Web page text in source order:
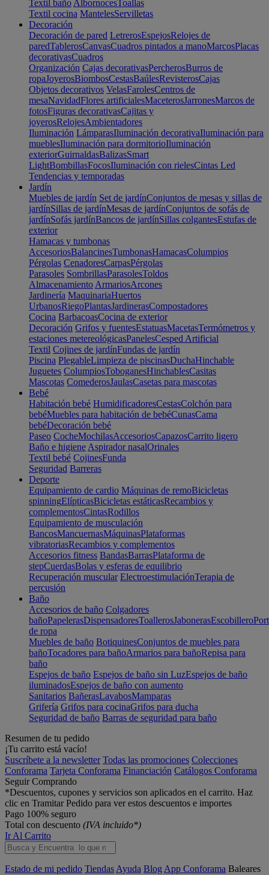
Textil baño AlbornocesToallas
Textil cocina MantelesServilletas
Decoración
Decoración de pared LetrerosEspejosRelojes de
paredTablerosCanvasCuadros pintados a manoMarcosPlacas
decorativasCuadros
Organización Cajas decorativasPercherosBurros de
ropaJoyerosBiombosCestasBaúlesRevisterosCajas
Objetos decorativos VelasFarolesCentros de
mesaNavidadFlores artificialesMaceterosJarronesMarcos de
fotosFiguras decorativasCajitas y
joyerosRelojesAmbientadores
Iluminación LámparasIluminación decorativaIluminación para
mueblesIluminación para dormitorioIluminación
exteriorGuirnaldasBalizasSmart
LightBombillasFocosIluminación con rielesCintas Led
Tendencias y temporadas
Jardín
Muebles de jardín Set de jardínConjuntos de mesas y sillas de
jardínSillas de jardínMesas de jardínConjuntos de sofás de
jardínSofás jardínBancos de jardínSillas colgantesEstufas de
exterior
Hamacas y tumbonas
AccesoriosBalancinesTumbonasHamacasColumpios
Pérgolas CenadoresCarpasPérgolas
Parasoles SombrillasParasolesToldos
Almacenamiento ArmariosArcones
Jardinería MaquinariaHuertos
UrbanosRiegoPlantasJardinerasCompostadores
Cocina BarbacoasCocina de exterior
Decoración Grifos y fuentesEstatuasMacetasTermómetros y
estaciones metereológicasPanelesCesped Artificial
Textil Cojines de jardínFundas de jardín
Piscina PlegableLimpieza de piscinasDuchaHinchable
Juguetes ColumpiosToboganesHinchablesCasitas
Mascotas ComederosJaulasCasetas para mascotas
Bebé
Habitación bebé HumidificadoresCestasColchón para
bebéMuebles para habitación de bebéCunasCama
bebéDecoración bebé
Paseo CocheMochilasAccesoriosCapazosCarrito ligero
Baño e higiene Aspirador nasalOrinales
Textil bebé CojinesFunda
Seguridad Barreras
Deporte
Equipamiento de cardio Máquinas de remoBicicletas
spinningElípticasBicicletas estáticasRecambios y
complementosCintasRodillos
Equipamiento de musculación
BancosMancuernasMáquinasPlataformas
vibratoriasRecambios y complementos
Accesorios fitness BandasBarrasPlataforma de
stepCuerdasBolas y esferas de equilibrio
Recuperación muscular ElectroestimulaciónTerapia de
percusión
Baño
Accesorios de baño Colgadores
bañoPapelerasDispensadoresToallerosJabonerasEscobillero
de ropa
Muebles de baño BotiquinesConjuntos de muebles para
bañoTocadores para bañoArmarios para bañoRepisa para
baño
Espejos de baño Espejos de baño sin LuzEspejos de baño
iluminadosEspejos de baño con aumento
Sanitarios BañerasLavabosMamparas
Grifería Grifos para cocinaGrifos para ducha
Seguridad de baño Barras de seguridad para baño
Resumen de tu pedido
¡Tu carrito está vacío!
Suscríbete a la newsletter Todas las promociones Colecciones
Conforama Tarjeta Conforama Financiación Catálogos Conforama
Seguir Comprando
*Descuentos, cupones y servicios son aplicados en el carrito. Haz
clic en Tramitar Pedido para ver estos descuentos e importes
Pago 100% seguro
Total con descuento (IVA incluido*)
Ir Al Carrito
Estado de mi pedido Tiendas Ayuda Blog App Conforama Baleares